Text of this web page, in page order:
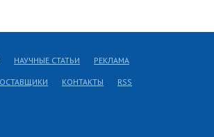
НАУЧНЫЕ СТАТЬИ РЕКЛАМА
КОНТАКТЫ RSS